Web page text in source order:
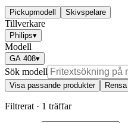
Pickupmodell Skivspelare
Tillverkare
Philips▾
Modell
GA 408▾
Sök modell
Visa passande produkter Rensa
Filtrerat · 1 träffar